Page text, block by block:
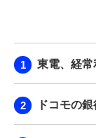
東電、経
ドコモの